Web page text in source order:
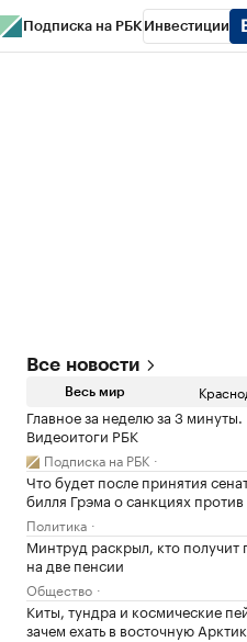
Подписка на РБК Инвестиции
Все новости
Весь мир
Главное за неделю за 3 минуты.
Видеоитоги РБК
Подписка на РБК
Что будет после принятия
билля Грэма о санкциях
Политика
Минтруд раскрыл, кто получит
на две пенсии
Общество
Киты, тундра и космические
зачем ехать в восточную